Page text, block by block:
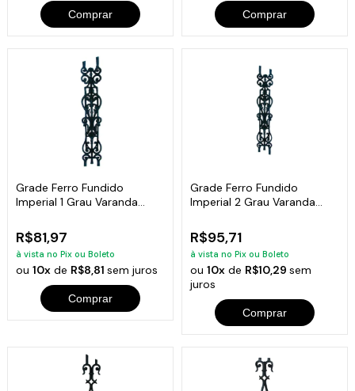
Comprar Comprar
Grade Ferro Fundido
Imperial 1 Grau Varanda
R$81,97
à vista no Pix ou Boleto
ou10x de R$8,81sem juros
Comprar
Grade Ferro Fundido
Imperial 2 Grau Varanda
R$95,71
à vista no Pix ou Boleto
ou 10xde R$10,29 sem
juros
Comprar